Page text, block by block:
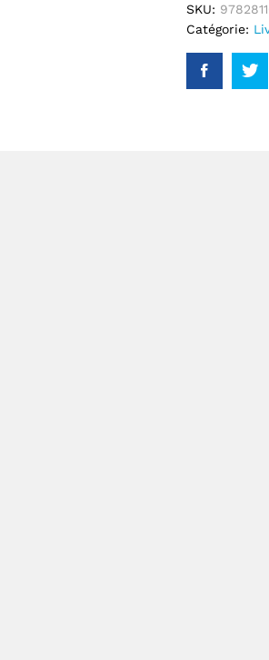
SKU:
Catégorie: